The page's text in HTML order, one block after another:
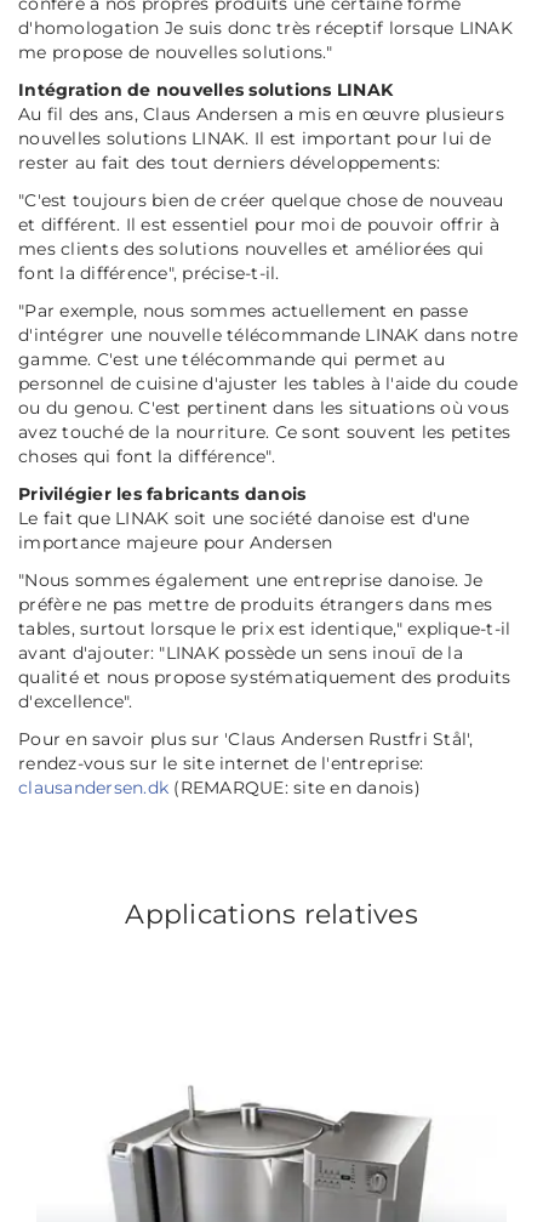
d'homologation Je suis donc très réceptif lorsque LINAK
me propose de nouvelles solutions."
Intégration de nouvelles solutions LINAK
Au fil des ans, Claus Andersen a mis en œuvre plusieurs
nouvelles solutions LINAK. Il est important pour lui de
rester au fait des tout derniers développements:
"C'est toujours bien de créer quelque chose de nouveau
et différent. Il est essentiel pour moi de pouvoir offrir à
mes clients des solutions nouvelles et améliorées qui
font la différence", précise-t-il.
"Par exemple, nous sommes actuellement en passe
d'intégrer une nouvelle télécommande LINAK dans notre
gamme. C'est une télécommande qui permet au
personnel de cuisine d'ajuster les tables à l'aide du coude
ou du genou. C'est pertinent dans les situations où vous
avez touché de la nourriture. Ce sont souvent les petites
choses qui font la différence".
Privilégier les fabricants danois
Le fait que LINAK soit une société danoise est d'une
importance majeure pour Andersen
"Nous sommes également une entreprise danoise. Je
préfère ne pas mettre de produits étrangers dans mes
tables, surtout lorsque le prix est identique,"explique-t-il
avant d'ajouter: "LINAK possède un sens inouï de la
qualité et nous propose systématiquement des produits
d'excellence".
Pour en savoir plus sur 'Claus Andersen Rustfri Stål',
rendez-vous sur le site internet de l'entreprise:
clausandersen.dk (REMARQUE: site en danois)
Applications relatives